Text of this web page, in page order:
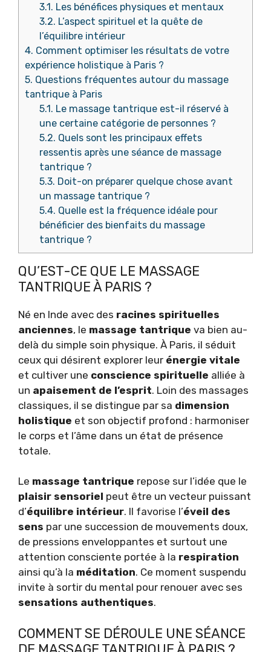
3.1. Les bénéfices physiques et mentaux
3.2. L’aspect spirituel et la quête de
l’équilibre intérieur
4. Comment optimiser les résultats de votre
expérience holistique à Paris ?
5. Questions fréquentes autour du massage
tantrique à Paris
5.1. Le massage tantrique est-il réservé à
une certaine catégorie de personnes ?
5.2. Quels sont les principaux effets
ressentis après une séance de massage
tantrique ?
5.3. Doit-on préparer quelque chose avant
un massage tantrique ?
5.4. Quelle est la fréquence idéale pour
bénéficier des bienfaits du massage
tantrique ?
QU’EST-CE QUE LE MASSAGE
TANTRIQUE À PARIS ?
Né en Inde avec des racines spirituelles
anciennes, le massage tantrique va bien au-
delà du simple soin physique. À Paris, il séduit
ceux qui désirent explorer leur énergie vitale
et cultiver une conscience spirituelle alliée à
un apaisement de l’esprit. Loin des massages
classiques, il se distingue par sa dimension
holistique et son objectif profond : harmoniser
le corps et l’âme dans un état de présence
totale.
Le massage tantrique repose sur l’idée que le
plaisir sensoriel peut être un vecteur puissant
d’équilibre intérieur. Il favorise l’éveil des
sens par une succession de mouvements doux,
de pressions enveloppantes et surtout une
attention consciente portée à la respiration
ainsi qu’à la méditation. Ce moment suspendu
invite à sortir du mental pour renouer avec ses
sensations authentiques.
COMMENT SE DÉROULE UNE SÉANCE